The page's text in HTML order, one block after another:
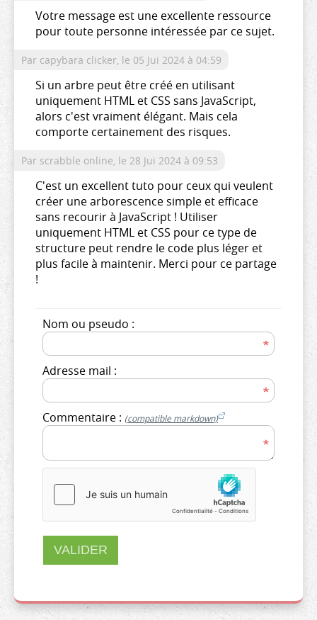
Votre message est une excellente ressource
pour toute personne intéressée par ce sujet.
Par capybara clicker, le 05 Jui 2024 à 04:59
Si un arbre peut être créé en utilisant
uniquement HTML et CSS sans JavaScript,
alors c'est vraiment élégant. Mais cela
comporte certainement des risques.
Par scrabble online, le 28 Jui 2024 à 09:53
C'est un excellent tuto pour ceux qui veulent
créer une arborescence simple et efficace
sans recourir à JavaScript ! Utiliser
uniquement HTML et CSS pour ce type de
structure peut rendre le code plus léger et
plus facile à maintenir. Merci pour ce partage
!
Nom ou pseudo :
Adresse mail :
Commentaire : (compatible markdown)
VALIDER